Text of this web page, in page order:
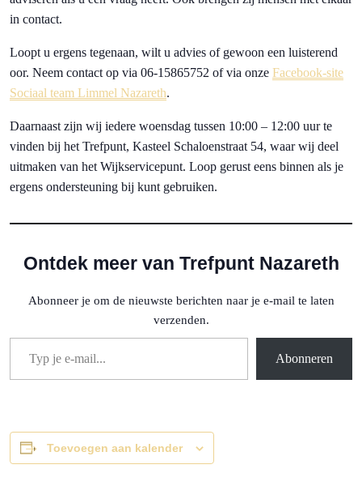
in contact.
Loopt u ergens tegenaan, wilt u advies of gewoon een luisterend
oor. Neem contact op via 06-15865752 of via onze Facebook-site
Sociaal team Limmel Nazareth.
Daarnaast zijn wij iedere woensdag tussen 10:00 – 12:00 uur te
vinden bij het Trefpunt, Kasteel Schaloenstraat 54, waar wij deel
uitmaken van het Wijkservicepunt. Loop gerust eens binnen als je
ergens ondersteuning bij kunt gebruiken.
Ontdek meer van Trefpunt Nazareth
Abonneer je om de nieuwste berichten naar je e-mail te laten
verzenden.
Typ je e-mail...
Abonneren
Toevoegen aan kalender